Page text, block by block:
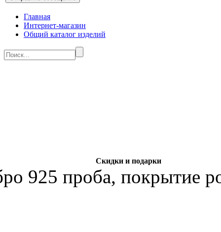
Главная
Интернет-магазин
Общий каталог изделий
Скидки и подарки
925 проба, покрытие